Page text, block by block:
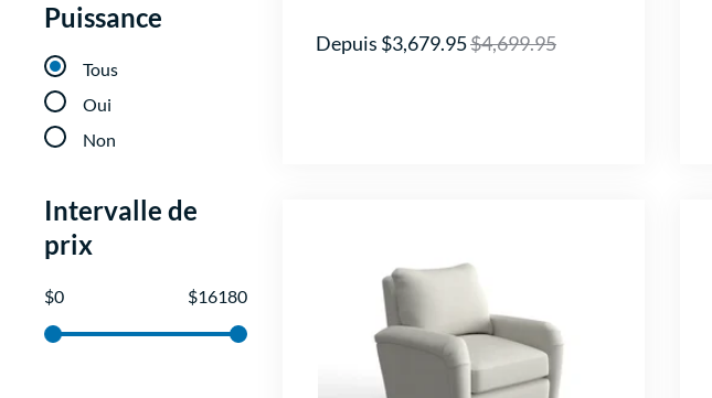
Puissance
Tous
Oui
Non
Intervalle de
prix
$0 $16180
Depuis $3,679.95$4,699.95